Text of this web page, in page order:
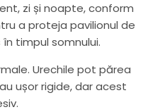
zi și noapte, conform
a proteja pavilionul de
timpul somnului.
Urechile pot părea
ușor rigide, dar acest